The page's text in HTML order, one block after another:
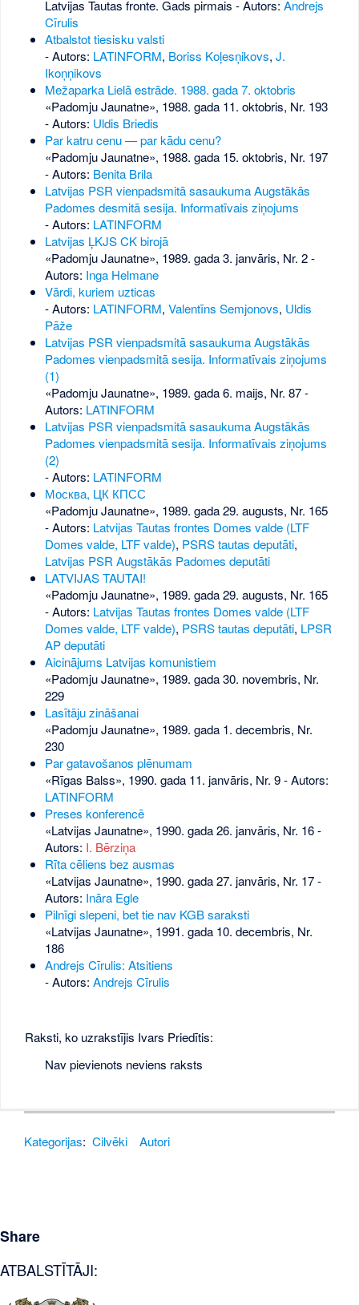
Latvijas Tautas fronte. Gads pirmais - Autors: Andrejs
Cīrulis
Atbalstot tiesisku valsti
- Autors: LATINFORM, Boriss Koļesņikovs, J.
Ikoņņikovs
Mežaparka Lielā estrāde. 1988. gada 7. oktobris
«Padomju Jaunatne», 1988. gada 11. oktobris, Nr. 193
- Autors: Uldis Briedis
Par katru cenu — par kādu cenu?
«Padomju Jaunatne», 1988. gada 15. oktobris, Nr. 197
- Autors: Benita Brila
Latvijas PSR vienpadsmitā sasaukuma Augstākās
Padomes desmitā sesija. Informatīvais ziņojums
- Autors: LATINFORM
Latvijas ĻKJS CK birojā
«Padomju Jaunatne», 1989. gada 3. janvāris, Nr. 2-
Autors: Inga Helmane
Vārdi, kuriem uzticas
- Autors: LATINFORM, Valentīns Semjonovs, Uldis
Pāže
Latvijas PSR vienpadsmitā sasaukuma Augstākās
Padomes vienpadsmitā sesija. Informatīvais ziņojums
(1)
«Padomju Jaunatne», 1989. gada 6. maijs, Nr. 87-
Autors: LATINFORM
Latvijas PSR vienpadsmitā sasaukuma Augstākās
Padomes vienpadsmitā sesija. Informatīvais ziņojums
(2)
- Autors: LATINFORM
Москва, ЦК КПСС
«Padomju Jaunatne», 1989. gada 29. augusts, Nr. 165
- Autors: Latvijas Tautas frontes Domes valde (LTF
Domes valde, LTF valde), PSRS tautas deputāti,
Latvijas PSR Augstākās Padomes deputāti
LATVIJAS TAUTAI!
«Padomju Jaunatne», 1989. gada 29. augusts, Nr. 165
- Autors: Latvijas Tautas frontes Domes valde (LTF
Domes valde, LTF valde), PSRS tautas deputāti, LPSR
AP deputāti
Aicinājums Latvijas komunistiem
«Padomju Jaunatne», 1989. gada 30. novembris, Nr.
229
Lasītāju zināšanai
«Padomju Jaunatne», 1989. gada 1. decembris, Nr.
230
Par gatavošanos plēnumam
«Rīgas Balss», 1990. gada 11. janvāris, Nr. 9- Autors:
LATINFORM
Preses konferencē
«Latvijas Jaunatne», 1990. gada 26. janvāris, Nr. 16-
Autors: I. Bērziņa
Rīta cēliens bez ausmas
«Latvijas Jaunatne», 1990. gada 27. janvāris, Nr. 17-
Autors: Ināra Egle
Pilnīgi slepeni, bet tie nav KGB saraksti
«Latvijas Jaunatne», 1991. gada 10. decembris, Nr.
186
Andrejs Cīrulis: Atsitiens
- Autors: Andrejs Cīrulis
Raksti, ko uzrakstījis Ivars Priedītis:
Nav pievienots neviens raksts
Kategorijas: Cilvēki Autori
Share
ATBALSTĪTĀJI: